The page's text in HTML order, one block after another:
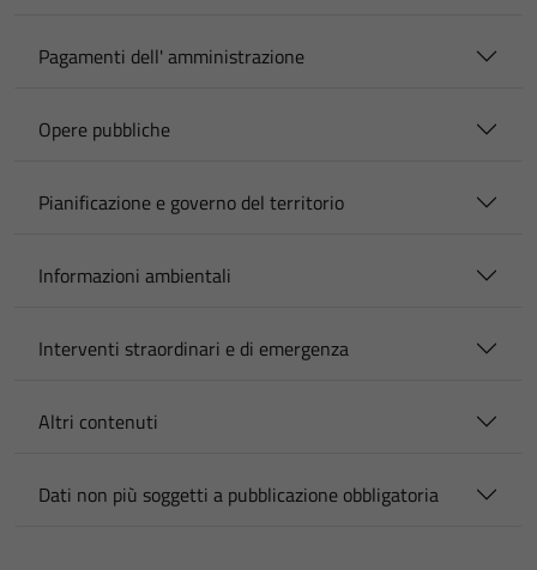
Pagamenti dell' amministrazione
Opere pubbliche
Pianificazione e governo del territorio
Informazioni ambientali
Interventi straordinari e di emergenza
Altri contenuti
Dati non più soggetti a pubblicazione obbligatoria